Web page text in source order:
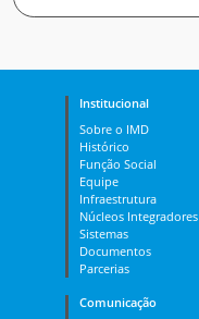
Institucional
Sobre o IMD
Histórico
Função Social
Equipe
Infraestrutura
Núcleos Integradores
Sistemas
Documentos
Parcerias
Comunicação